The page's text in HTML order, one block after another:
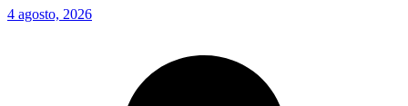
4 agosto, 2026